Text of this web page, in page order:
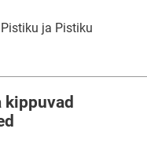
ja Pistiku